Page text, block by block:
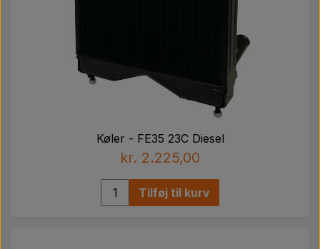
Køler - FE35 23C Diesel
kr. 2.225,00
Tilføj til kurv